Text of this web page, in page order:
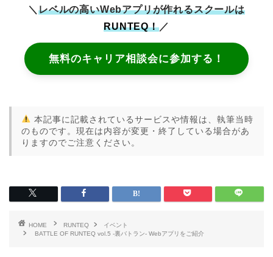
＼ レベルの高いWebアプリが作れるスクールは
RUNTEQ！／
無料のキャリア相談会に参加する！
本記事に記載されているサービスや情報は、執筆当時
のものです。現在は内容が変更・終了している場合があ
りますのでご注意ください。
HOME RUNTEQ
イベント
BATTLE OF RUNTEQ vol.5 -裏バトラン- Webアプリをご紹介